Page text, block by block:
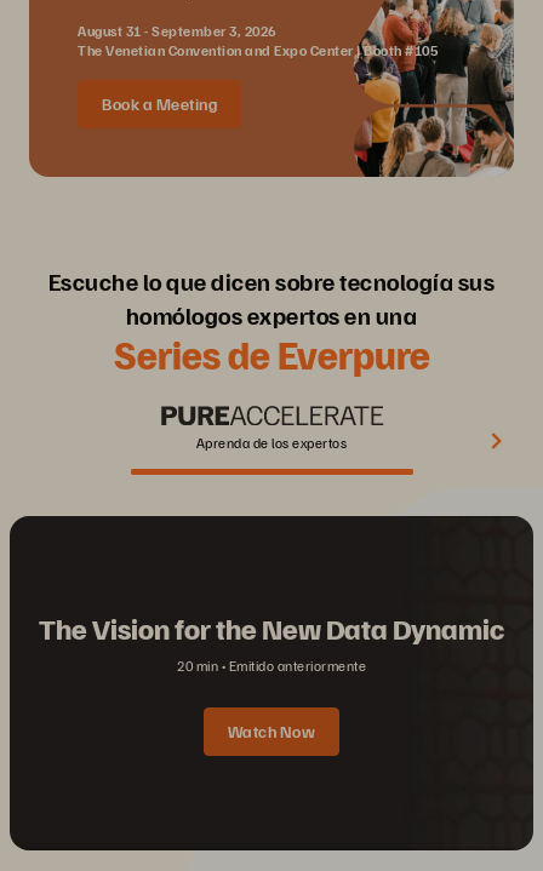
August 31 - September 3, 2026
The Venetian Convention and Expo Center | Booth #105
Book a Meeting
Escuche lo que dicen sobre tecnología sus
homólogos expertos en una
Series de Everpure
Aprenda de los expertos
The Vision for the New Data Dynamic
20 min Emitido anteriormente
Watch Now